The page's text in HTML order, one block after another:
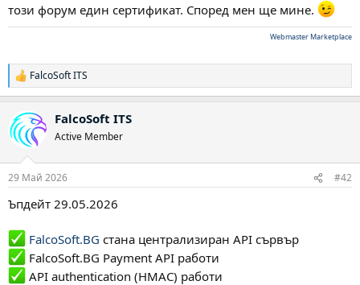
този форум един сертификат. Според мен ще мине.
Webmaster Marketplace
Р
е
к
ц
и
FalcoSoft ITS
FalcoSoft ITS
Active Member
29 Май 2026 #42
Ъпдейт 29.05.2026
FalcoSoft.BG стана централизиран API сървър
FalcoSoft.BG Payment API работи
API authentication (HMAC) работи